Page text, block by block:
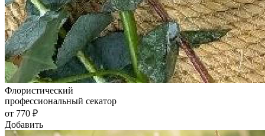
Флористический
профессиональный секатор
от 770 ₽
Добавить